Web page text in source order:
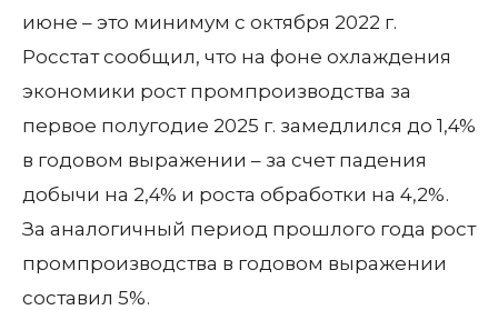
июне – это минимум с октября 2022 г.
Росстат сообщил, что на фоне охлаждения
экономики рост промпроизводства за
первое полугодие 2025 г. замедлился до 1,4%
в годовом выражении – за счет падения
добычи на 2,4% и роста обработки на 4,2%.
За аналогичный период прошлого года рост
промпроизводства в годовом выражении
составил 5%.